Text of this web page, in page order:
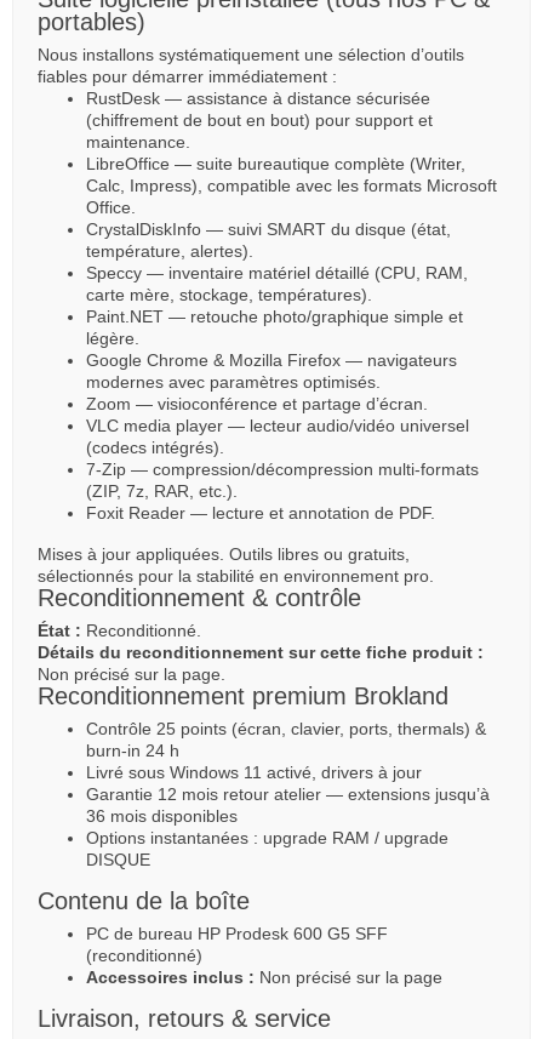
portables)
Nous installons systématiquement une sélection d’outils
fiables pour démarrer immédiatement :
RustDesk — assistance à distance sécurisée
(chiffrement de bout en bout) pour support et
maintenance.
LibreOffice — suite bureautique complète (Writer,
Calc, Impress), compatible avec les formats Microsoft
Office.
CrystalDiskInfo — suivi SMART du disque (état,
température, alertes).
Speccy — inventaire matériel détaillé (CPU, RAM,
carte mère, stockage, températures).
Paint.NET — retouche photo/graphique simple et
légère.
Google Chrome & Mozilla Firefox — navigateurs
modernes avec paramètres optimisés.
Zoom — visioconférence et partage d’écran.
VLC media player — lecteur audio/vidéo universel
(codecs intégrés).
7-Zip — compression/décompression multi-formats
(ZIP, 7z, RAR, etc.).
Foxit Reader — lecture et annotation de PDF.
Mises à jour appliquées. Outils libres ou gratuits,
sélectionnés pour la stabilité en environnement pro.
Reconditionnement & contrôle
État : Reconditionné.
Détails du reconditionnement sur cette fiche produit :
Non précisé sur la page.
Reconditionnement premium Brokland
Contrôle 25 points (écran, clavier, ports, thermals) &
burn-in 24 h
Livré sous Windows 11 activé, drivers à jour
Garantie 12 mois retour atelier — extensions jusqu’à
36 mois disponibles
Options instantanées : upgrade RAM / upgrade
DISQUE
Contenu de la boîte
PC de bureau HP Prodesk 600 G5 SFF
(reconditionné)
Accessoires inclus : Non précisé sur la page
Livraison, retours & service